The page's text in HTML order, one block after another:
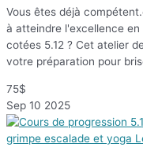
Vous êtes déjà
à atteindre l'excellence
cotées 5.12 ? Cet atelier
votre préparation pour
75$
Sep 10 2025